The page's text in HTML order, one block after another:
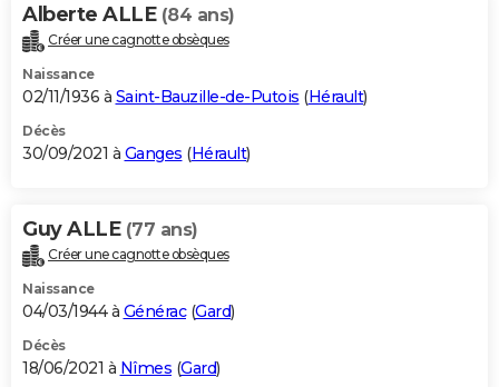
Alberte ALLE (84 ans)
Créer une cagnotte obsèques
Naissance
02/11/1936 à Saint-Bauzille-de-Putois (Hérault)
Décès
30/09/2021 à Ganges (Hérault)
Guy ALLE (77 ans)
Créer une cagnotte obsèques
Naissance
04/03/1944 à Générac(Gard)
Décès
18/06/2021 à Nîmes (Gard)